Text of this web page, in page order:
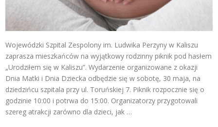
Wojewódzki Szpital Zespolony im. Ludwika Perzyny w Kaliszu
zaprasza mieszkańców na wyjątkowy rodzinny piknik pod hasłem
„Urodziłem się w Kaliszu”. Wydarzenie organizowane z okazji
Dnia Matki i Dnia Dziecka odbędzie się w sobotę, 30 maja, na
dziedzińcu szpitala przy ul. Toruńskiej 7. Piknik rozpocznie się o
godzinie 10:00 i potrwa do 15:00. Organizatorzy przygotowali
szereg atrakcji zarówno dla dzieci, jak …